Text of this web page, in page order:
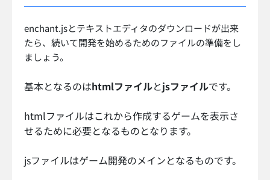
enchant.jsとテキストエディタのダウンロードが出来
たら、続いて開発を始めるためのファイルの準備をし
ましょう。
基本となるのはhtmlファイルとjsファイルです。
htmlファイルはこれから作成するゲームを表示さ
せるために必要となるものとなります。
jsファイルはゲーム開発のメインとなるものです。